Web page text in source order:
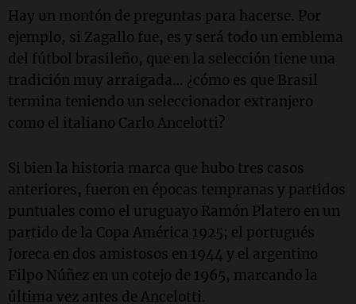
Hay un montón de preguntas para hacerse. Por
ejemplo, si Zagallo fue, es y será todo un emblema
del fútbol brasileño, que en la selección tiene una
tradición muy arraigada… ¿cómo es que Brasil
termina teniendo un seleccionador extranjero
como el italiano Carlo Ancelotti?
Si bien la historia marca que hubo tres casos
anteriores, fueron en épocas tempranas y partidos
puntuales como el uruguayo Ramón Platero en un
partido de la Copa América 1925; el portugués
Joreca en dos amistosos en 1944 y el argentino
Filpo Núñez en un cotejo de 1965, marcando la
última vez antes de Ancelotti.